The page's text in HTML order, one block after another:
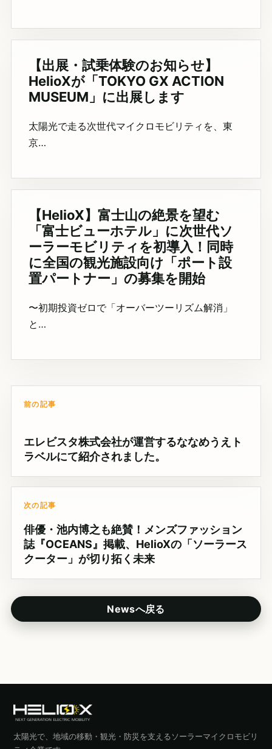
【出展・試乗体験のお知らせ】
HelioXが「TOKYO GX ACTION
MUSEUM」に出展します
太陽光で走る次世代マイクロモビリティを、東
京…
【HelioX】富士山の絶景を望む
「富士ビューホテル」に次世代ソ
ーラーモビリティを初導入！同時
に全国の観光施設向け「ポート設
置パートナー」の募集を開始
〜初期投資ゼロで「オーバーツーリズム解消」
と…
前の記事
エレビスタ株式会社が運営するななめうえト
ラベルにて紹介されました。
次の記事
俳優・池内博之も絶賛！メンズファッション
誌『OCEANS』掲載、HelioXの「ソーラース
クーター」が切り拓く未来
Newsへ戻る
太陽光で、地域の移動・観光・防災を支えるソーラーマイクロモビリ